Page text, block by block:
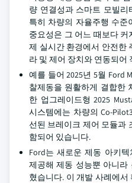
량 연결성과 스마트 모빌
특히 차량의 자율주행 수준
중요성은 그 어느 때보다
제 실시간 환경에서 안전한
라 및 제어 장치와 연동되어
예를 들어 2025년 5월 Ford
찰제동을 원활하게 결합한
한 업그레이드형 2025
시스템에는 차량의 Co-
선된 브레이크 제어 모듈과
함되어 있습니다.
Ford는 새로운 제동 아키
제공해 제동 성능뿐 아니
혔습니다. 이 개발 사례에